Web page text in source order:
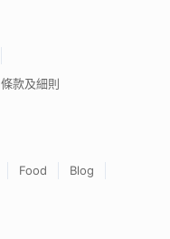
條款及細則
Food
Blog